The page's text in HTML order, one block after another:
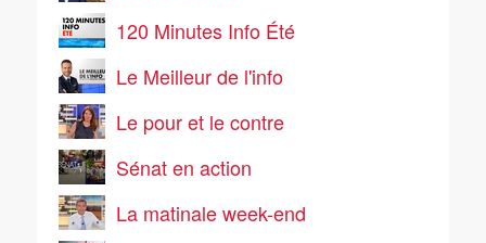
120 Minutes Info Été
Le Meilleur de l'info
Le pour et le contre
Sénat en action
La matinale week-end